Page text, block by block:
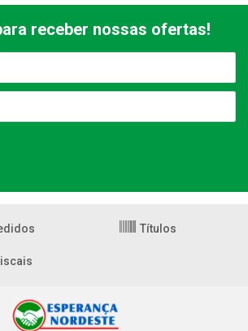
receber nossas ofertas!
Títulos